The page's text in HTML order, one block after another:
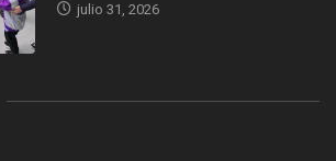
julio 31, 2026